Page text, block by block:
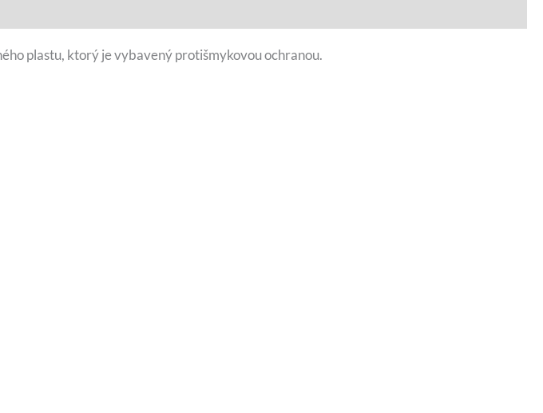
plastu, ktorý je vybavený protišmykovou ochranou.